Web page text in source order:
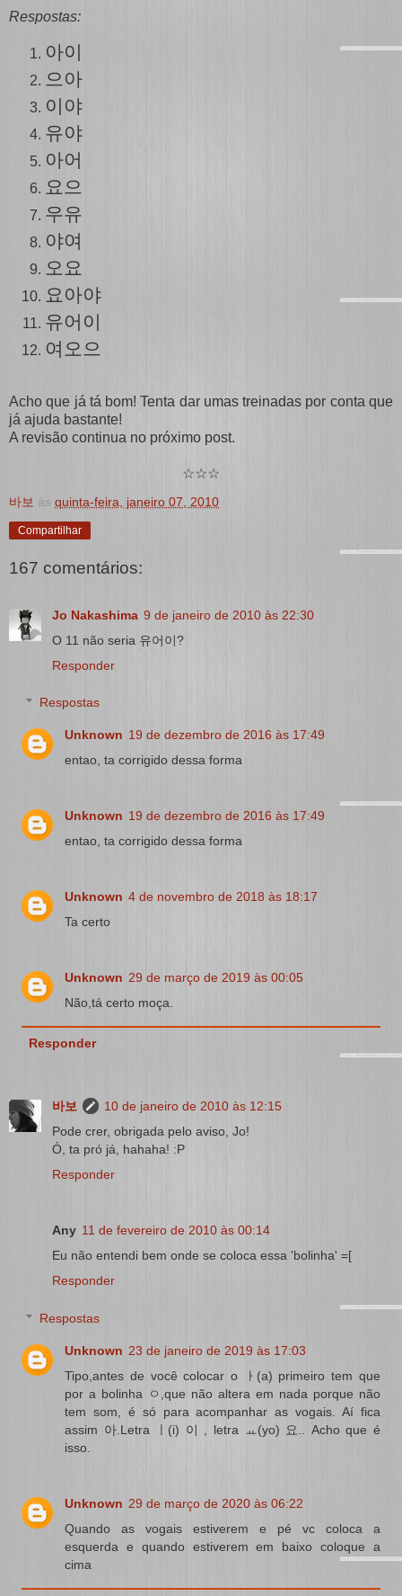
Respostas:
아이
으아
이야
유야
아어
요으
우유
야여
오요
요아야
유어 이
여오으
Acho que já tá bom! Tenta dar umas treinadas por conta que
já ajuda bastante!
A revisão continua no próximo post.
☆☆☆
바보 às quinta-feira, janeiro 07, 2010
Compartilhar
167 comentários:
Jo Nakashima 9 de janeiro de 2010 às 22:30
O 11 não seria 유어이?
Responder
Respostas
Unknown 19 de dezembro de 2016 às 17:49
entao, ta corrigido dessa forma
Unknown 19 de dezembro de 2016 às 17:49
entao, ta corrigido dessa forma
Unknown 4 de novembro de 2018 às 18:17
Ta certo
Unknown 29 de março de 2019 às 00:05
Não,tá certo moça.
Responder
바보
10 de janeiro de 2010 às 12:15
Pode crer, obrigada pelo aviso, Jo!
Ó, ta pró já, hahaha! :P
Responder
Any 11 de fevereiro de 2010 às 00:14
Eu não entendi bem onde se coloca essa 'bolinha' =[
Responder
Respostas
Unknown 23 de janeiro de 2019 às 17:03
Tipo,antes de você colocar o ㅏ(a) primeiro tem que
por a bolinha ㅇ,que não altera em nada porque não
tem som, é só para acompanhar as vogais. Aí fica
assim 아.Letra ㅣ(i) 이 , letra ㅛ(yo) 요.. Acho que é
isso.
Unknown 29 de março de 2020 às 06:22
Quando as vogais estiverem e pé vc coloca a
esquerda e quando estiverem em baixo coloque a
cima